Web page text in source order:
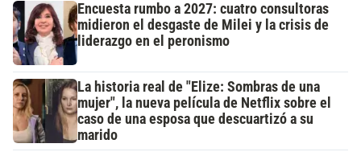
Encuesta rumbo a 2027: cuatro consultoras
midieron el desgaste de Milei y la crisis de
liderazgo en el peronismo
La historia real de "Elize: Sombras de una
mujer", la nueva película de Netflix sobre el
caso de una esposa que descuartizó a su
marido